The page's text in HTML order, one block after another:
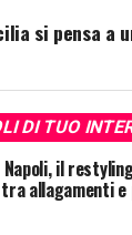
si pensa a
DI TUO
Napoli, il
allagamenti e